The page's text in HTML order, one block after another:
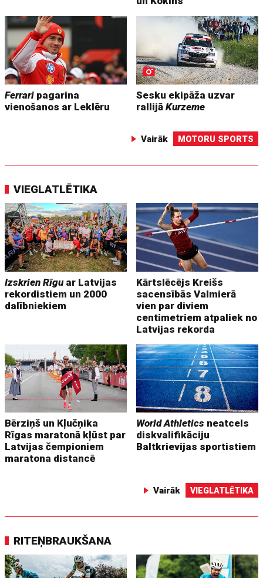
Ferrari pagarina
vienošanos ar Leklēru
Sesku ekipāža uzvar
rallijāKurzeme
Vairāk MOTORU SPORTS
VIEGLATLĒTIKA
Izskrien Rīguar Latvijas
rekordistiem un 2000
dalībniekiem
Kārtslēcējs Kreišs
sacensībās Valmierā
vien par diviem
centimetriem atpaliek no
Latvijas rekorda
Bērziņš un Kļučņika
Rīgas maratonā kļūst par
Latvijas čempioniem
maratona distancē
World Athletics neatcels
diskvalifikāciju
Baltkrievijas sportistiem
Vairāk VIEGLATLĒTIKA
RITEŅBRAUKŠANA